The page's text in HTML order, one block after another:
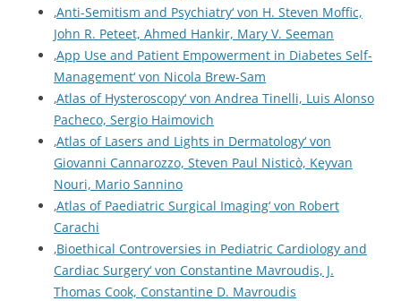
‚Anti-Semitism and Psychiatry‘ von H. Steven Moffic,
John R. Peteet, Ahmed Hankir, Mary V. Seeman
‚App Use and Patient Empowerment in Diabetes Self-
Management‘ von Nicola Brew-Sam
‚Atlas of Hysteroscopy‘ von Andrea Tinelli, Luis Alonso
Pacheco, Sergio Haimovich
‚Atlas of Lasers and Lights in Dermatology‘ von
Giovanni Cannarozzo, Steven Paul Nisticò, Keyvan
Nouri, Mario Sannino
‚Atlas of Paediatric Surgical Imaging‘ von Robert
Carachi
‚Bioethical Controversies in Pediatric Cardiology and
Cardiac Surgery‘ von Constantine Mavroudis, J.
Thomas Cook, Constantine D. Mavroudis